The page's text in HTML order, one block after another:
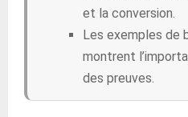
et la conversion.
Les exemples de
montrent
des preuves.